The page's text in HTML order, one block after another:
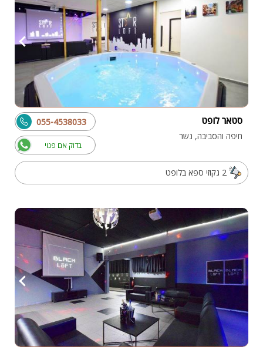
סטאר לופט
חיפה והסביבה, נשר
בדוק אם פנוי
055-4538033
2 גקוזי ספא בלופט